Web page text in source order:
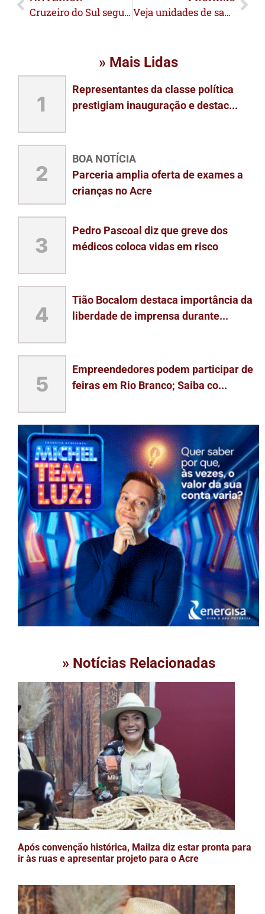
Cruzeiro do Sul segue com distribuição de mudas de café do Programa de Desenvolvimento Sustentável da Cafeicultura
Veja unidades de saúde abertas durante ponto facultativo e feriado de Tiradentes em Rio Branco
» Mais Lidas
1
Representantes da classe política
prestigiam inauguração e destac...
2
BOA NOTÍCIA
Parceria amplia oferta de exames a
crianças no Acre
3
Pedro Pascoal diz que greve dos
médicos coloca vidas em risco
4
Tião Bocalom destaca importância da
liberdade de imprensa durante...
5
Empreendedores podem participar de
feiras em Rio Branco; Saiba co...
» Notícias Relacionadas
Após convenção histórica, Mailza diz estar pronta para
ir às ruas e apresentar projeto para o Acre